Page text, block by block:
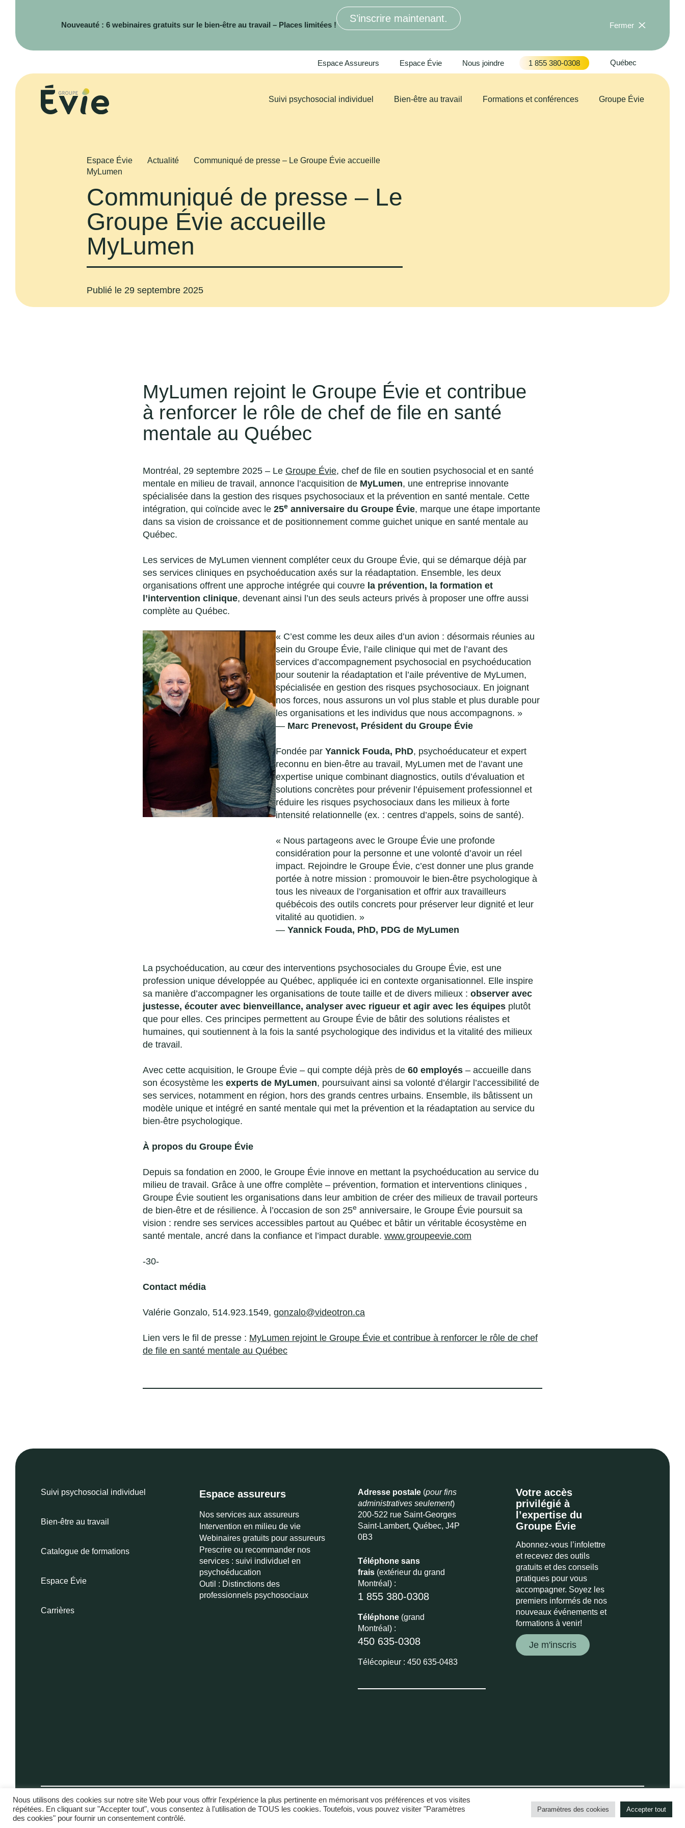
Nouveauté : 6 webinaires gratuits sur le bien-être au travail – Places limitées !
S’inscrire maintenant.
Fermer
Espace Assureurs Espace Évie Nous joindre 1 855 380-0308 Québec
Suivi psychosocial individuel Bien-être au travail Formations et conférences Groupe Évie
Espace Évie Actualité
Communiqué de presse – Le Groupe Évie accueille
MyLumen
Communiqué de presse – Le
Groupe Évie accueille
MyLumen
Publié le 29 septembre 2025
MyLumen rejoint le Groupe Évie et contribue
à renforcer le rôle de chef de file en santé
mentale au Québec
Montréal, 29 septembre 2025 – Le Groupe Évie, chef de file en soutien psychosocial et en santé
mentale en milieu de travail, annonce l’acquisition de MyLumen, une entreprise innovante
spécialisée dans la gestion des risques psychosociaux et la prévention en santé mentale. Cette
intégration, qui coïncide avec le 25e anniversaire du Groupe Évie, marque une étape importante
dans sa vision de croissance et de positionnement comme guichet unique en santé mentale au
Québec.
Les services de MyLumen viennent compléter ceux du Groupe Évie, qui se démarque déjà par
ses services cliniques en psychoéducation axés sur la réadaptation. Ensemble, les deux
organisations offrent une approche intégrée qui couvre la prévention, la formation et
l’intervention clinique, devenant ainsi l’un des seuls acteurs privés à proposer une offre aussi
complète au Québec.
« C’est comme les deux ailes d’un avion : désormais réunies au
sein du Groupe Évie, l’aile clinique qui met de l’avant des
services d’accompagnement psychosocial en psychoéducation
pour soutenir la réadaptation et l’aile préventive de MyLumen,
spécialisée en gestion des risques psychosociaux. En joignant
nos forces, nous assurons un vol plus stable et plus durable pour
les organisations et les individus que nous accompagnons. »
— Marc Prenevost, Président du Groupe Évie
Fondée parYannick Fouda, PhD, psychoéducateur et expert
reconnu en bien-être au travail, MyLumen met de l’avant une
expertise unique combinant diagnostics, outils d’évaluation et
solutions concrètes pour prévenir l’épuisement professionnel et
réduire les risques psychosociaux dans les milieux à forte
intensité relationnelle (ex. : centres d’appels, soins de santé).
« Nous partageons avec le Groupe Évie une profonde
considération pour la personne et une volonté d’avoir un réel
impact. Rejoindre le Groupe Évie, c’est donner une plus grande
portée à notre mission : promouvoir le bien-être psychologique à
tous les niveaux de l’organisation et offrir aux travailleurs
québécois des outils concrets pour préserver leur dignité et leur
vitalité au quotidien. »
—Yannick Fouda, PhD, PDG de MyLumen
La psychoéducation, au cœur des interventions psychosociales du Groupe Évie, est une
profession unique développée au Québec, appliquée ici en contexte organisationnel. Elle inspire
sa manière d’accompagner les organisations de toute taille et de divers milieux : observer avec
justesse, écouter avec bienveillance, analyser avec rigueur et agir avec les équipes plutôt
que pour elles. Ces principes permettent au Groupe Évie de bâtir des solutions réalistes et
humaines, qui soutiennent à la fois la santé psychologique des individus et la vitalité des milieux
de travail.
Avec cette acquisition, le Groupe Évie – qui compte déjà près de 60 employés – accueille dans
son écosystème les experts de MyLumen, poursuivant ainsi sa volonté d’élargir l’accessibilité de
ses services, notamment en région, hors des grands centres urbains. Ensemble, ils bâtissent un
modèle unique et intégré en santé mentale qui met la prévention et la réadaptation au service du
bien-être psychologique.
À propos du Groupe Évie
Depuis sa fondation en 2000, le Groupe Évie innove en mettant la psychoéducation au service du
milieu de travail. Grâce à une offre complète – prévention, formation et interventions cliniques ,
Groupe Évie soutient les organisations dans leur ambition de créer des milieux de travail porteurs
de bien-être et de résilience. À l’occasion de son 25e anniversaire, le Groupe Évie poursuit sa
vision : rendre ses services accessibles partout au Québec et bâtir un véritable écosystème en
santé mentale, ancré dans la confiance et l’impact durable. www.groupeevie.com
-30-
Contact média
Valérie Gonzalo, 514.923.1549, gonzalo@videotron.ca
Lien vers le fil de presse : MyLumen rejoint le Groupe Évie et contribue à renforcer le rôle de chef
de file en santé mentale au Québec
Suivi psychosocial individuel
Bien-être au travail
Catalogue de formations
Espace Évie
Carrières
Espace assureurs
Nos services aux assureurs
Intervention en milieu de vie
Webinaires gratuits pour assureurs
Prescrire ou recommander nos
services : suivi individuel en
psychoéducation
Outil : Distinctions des
professionnels psychosociaux
Adresse postale(pour fins
administratives seulement)
200-522 rue Saint-Georges
Saint-Lambert, Québec, J4P
0B3
Téléphone sans
frais(extérieur du grand
Montréal) :
1 855 380-0308
Téléphone(grand
Montréal) :
450 635-0308
Télécopieur : 450 635-0483
Votre accès
privilégié à
l’expertise du
Groupe Évie
Abonnez-vous l’infolettre
et recevez des outils
gratuits et des conseils
pratiques pour vous
accompagner. Soyez les
premiers informés de nos
nouveaux événements et
formations à venir!
Je m'inscris
Politique de confidentialité © Groupe Évie, tous droits réservés 2026.
Nous utilisons des cookies sur notre site Web pour vous offrir l'expérience la plus pertinente en mémorisant vos préférences et vos visites
répétées. En cliquant sur "Accepter tout", vous consentez à l'utilisation de TOUS les cookies. Toutefois, vous pouvez visiter "Paramètres
des cookies" pour fournir un consentement contrôlé.
Paramètres des cookies Accepter tout